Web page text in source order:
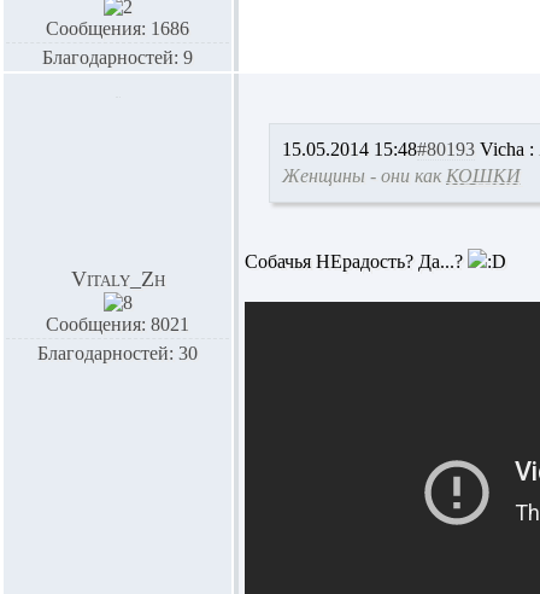
Сообщения: 1686
Благодарностей: 9
Vitaly_Zh
Сообщения: 8021
Благодарностей: 30
15.05.2014 15:48#80193 Vicha :
Женщины - они как КОШКИ
Собачья НЕрадость? Да...?